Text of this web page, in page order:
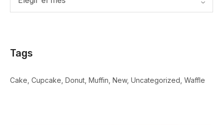
Tags
Cake Cupcake Donut Muffin New Uncategorized Waffle